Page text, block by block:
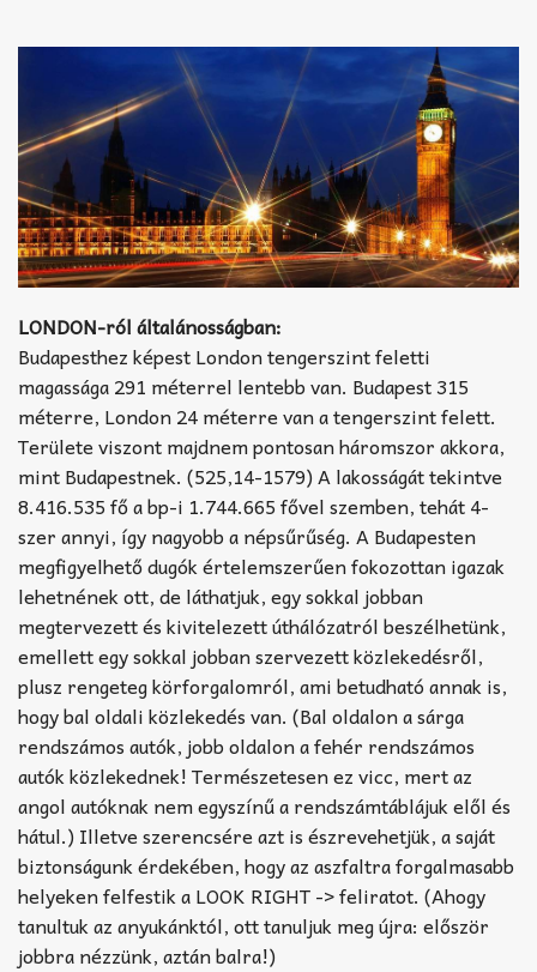
LONDON-ról általánosságban:
Budapesthez képest London tengerszint feletti
magassága 291 méterrel lentebb van. Budapest 315
méterre, London 24 méterre van a tengerszint felett.
Területe viszont majdnem pontosan háromszor akkora,
mint Budapestnek. (525,14-1579) A lakosságát tekintve
8.416.535 fő a bp-i 1.744.665 fővel szemben, tehát 4-
szer annyi, így nagyobb a népsűrűség. A Budapesten
megfigyelhető dugók értelemszerűen fokozottan igazak
lehetnének ott, de láthatjuk, egy sokkal jobban
megtervezett és kivitelezett úthálózatról beszélhetünk,
emellett egy sokkal jobban szervezett közlekedésről,
plusz rengeteg körforgalomról, ami betudható annak is,
hogy bal oldali közlekedés van. (Bal oldalon a sárga
rendszámos autók, jobb oldalon a fehér rendszámos
autók közlekednek! Természetesen ez vicc, mert az
angol autóknak nem egyszínű a rendszámtáblájuk elől és
hátul.) Illetve szerencsére azt is észrevehetjük, a saját
biztonságunk érdekében, hogy az aszfaltra forgalmasabb
helyeken felfestik a LOOK RIGHT -> feliratot. (Ahogy
tanultuk az anyukánktól, ott tanuljuk meg újra: először
jobbra nézzünk, aztán balra!)